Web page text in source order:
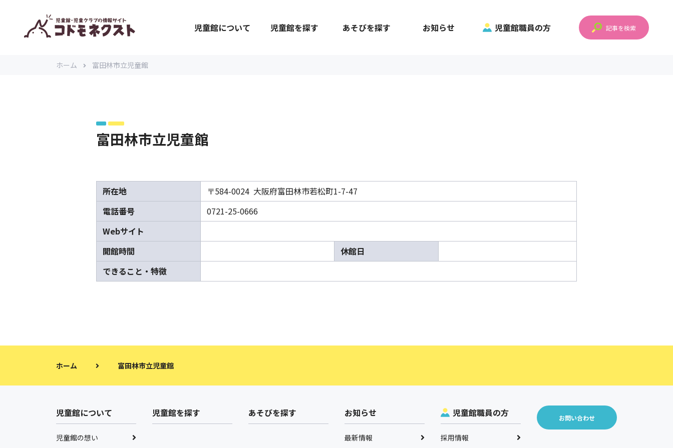
児童館について 児童館を探す あそびを探す お知らせ 児童館職員の方 記事を検索
ホーム 富田林市立児童館
富田林市立児童館
所在地
〒584-0024 大阪府富田林市若松町1-7-47
電話番号
0721-25-0666
Webサイト
開館時間
休館日
できること・特徴
ホーム 富田林市立児童館
児童館について
児童館の想い
児童館を探す あそびを探す お知らせ
最新情報
児童館職員の方
採用情報
お問い合わせ